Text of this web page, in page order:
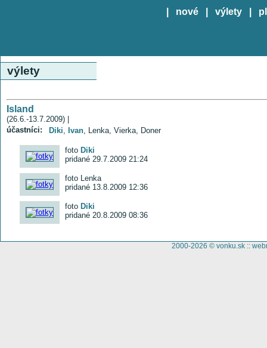
nové výlety
výlety
Island
(26.6.-13.7.2009) |
účastníci:
Diki, Ivan, Lenka, Vierka, Doner
foto Diki
pridané 29.7.2009 21:24
foto Lenka
pridané 13.8.2009 12:36
foto Diki
pridané 20.8.2009 08:36
2000-2026 © vonku.sk ::